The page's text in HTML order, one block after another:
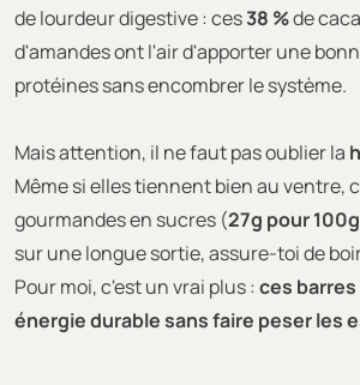
de lourdeur digestive : ces38 %de
d'amandes ont l'air d'apporter une
protéines sans encombrer le système.
Mais attention, il ne faut pas oublier la
Même si elles tiennent bien au ventre,
gourmandes en sucres (27g pour 100g
sur une longue sortie, assure-toi de
Pour moi, c'est un vrai plus :ces
énergie durable sans faire peser les